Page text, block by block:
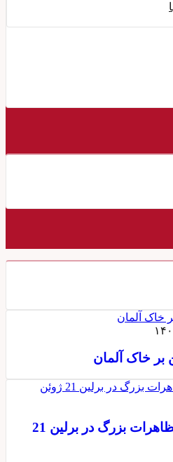
بر خاک آلمان
نه به اعدام، فراخوان به تظاهرات بزرگ در برلین 21